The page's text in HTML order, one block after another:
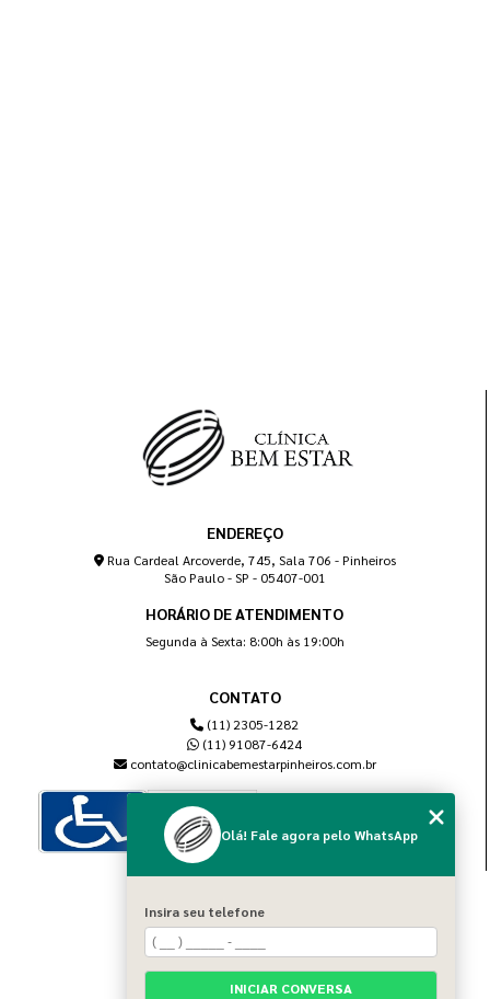
ENDEREÇO
Rua Cardeal Arcoverde, 745, Sala 706 - Pinheiros
São Paulo - SP - 05407-001
HORÁRIO DE ATENDIMENTO
Segunda à Sexta: 8:00h às 19:00h
CONTATO
(11) 2305-1282
(11) 91087-6424
contato@clinicabemestarpinheiros.com.br
Home
Sobre nós
Blog
Serviços
Olá! Fale agora pelo WhatsApp
Insira seu telefone
INICIAR CONVERSA